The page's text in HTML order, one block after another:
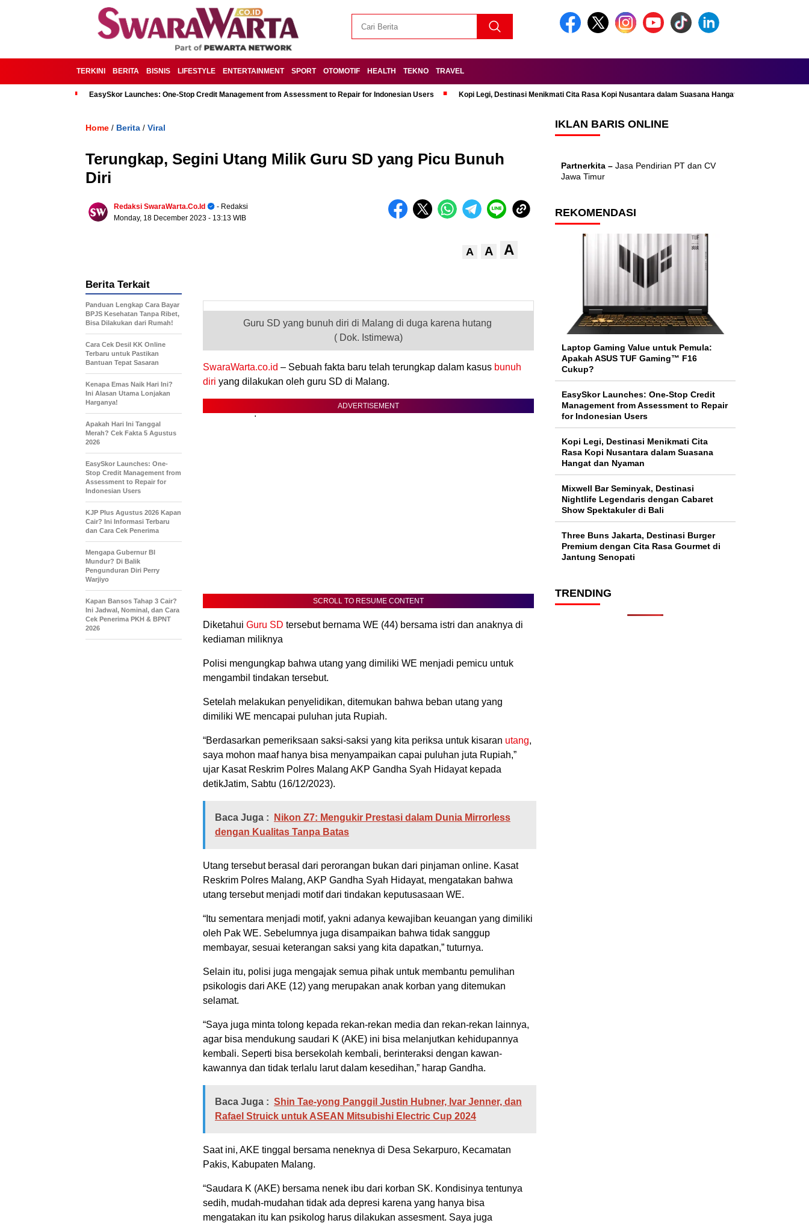
TERKINI BERITA BISNIS LIFESTYLE ENTERTAINMENT SPORT OTOMOTIF HEALTH TEKNO TRAVEL
EasySkor Launches: One-Stop Credit Management from Assessment to Repair for Indonesian Users Kopi Legi, Destinasi Menikmati Cita Rasa Kopi Nusantara dalam Suasana Hangat dan Nyaman
Home / Berita / Viral
Terungkap, Segini Utang Milik Guru SD yang Picu Bunuh
Diri
Redaksi SwaraWarta.co.id
- Redaksi
Monday, 18 December 2023 - 13:13 WIB
A A A
Guru SD yang bunuh diri di Malang di duga karena hutang
( Dok. Istimewa)
SwaraWarta.co.id – Sebuah fakta baru telah terungkap dalam kasus bunuh
diri yang dilakukan oleh guru SD di Malang.
ADVERTISEMENT
.
SCROLL TO RESUME CONTENT
Diketahui Guru SD tersebut bernama WE (44) bersama istri dan anaknya di
kediaman miliknya
Polisi mengungkap bahwa utang yang dimiliki WE menjadi pemicu untuk
mengambil tindakan tersebut.
Setelah melakukan penyelidikan, ditemukan bahwa beban utang yang
dimiliki WE mencapai puluhan juta Rupiah.
“Berdasarkan pemeriksaan saksi-saksi yang kita periksa untuk kisaran utang,
saya mohon maaf hanya bisa menyampaikan capai puluhan juta Rupiah,”
ujar Kasat Reskrim Polres Malang AKP Gandha Syah Hidayat kepada
detikJatim, Sabtu (16/12/2023).
Baca Juga :
Nikon Z7: Mengukir Prestasi dalam Dunia Mirrorless
dengan Kualitas Tanpa Batas
Utang tersebut berasal dari perorangan bukan dari pinjaman online. Kasat
Reskrim Polres Malang, AKP Gandha Syah Hidayat, mengatakan bahwa
utang tersebut menjadi motif dari tindakan keputusasaan WE.
“Itu sementara menjadi motif, yakni adanya kewajiban keuangan yang dimiliki
oleh Pak WE. Sebelumnya juga disampaikan bahwa tidak sanggup
membayar, sesuai keterangan saksi yang kita dapatkan,” tuturnya.
Selain itu, polisi juga mengajak semua pihak untuk membantu pemulihan
psikologis dari AKE (12) yang merupakan anak korban yang ditemukan
selamat.
“Saya juga minta tolong kepada rekan-rekan media dan rekan-rekan lainnya,
agar bisa mendukung saudari K (AKE) ini bisa melanjutkan kehidupannya
kembali. Seperti bisa bersekolah kembali, berinteraksi dengan kawan-
kawannya dan tidak terlalu larut dalam kesedihan,” harap Gandha.
Baca Juga : Shin Tae-yong Panggil Justin Hubner, Ivar Jenner, dan
Rafael Struick untuk ASEAN Mitsubishi Electric Cup 2024
Saat ini, AKE tinggal bersama neneknya di Desa Sekarpuro, Kecamatan
Pakis, Kabupaten Malang.
“Saudara K (AKE) bersama nenek ibu dari korban SK. Kondisinya tentunya
sedih, mudah-mudahan tidak ada depresi karena yang hanya bisa
mengatakan itu kan psikolog harus dilakukan assesment. Saya juga
Berita Terkait
Panduan Lengkap Cara Bayar
BPJS Kesehatan Tanpa Ribet,
Bisa Dilakukan dari Rumah!
Cara Cek Desil KK Online
Terbaru untuk Pastikan
Bantuan Tepat Sasaran
Kenapa Emas Naik Hari Ini?
Ini Alasan Utama Lonjakan
Harganya!
Apakah Hari Ini Tanggal
Merah? Cek Fakta 5 Agustus
2026
EasySkor Launches: One-
Stop Credit Management from
Assessment to Repair for
Indonesian Users
KJP Plus Agustus 2026 Kapan
Cair? Ini Informasi Terbaru
dan Cara Cek Penerima
Mengapa Gubernur BI
Mundur? Di Balik
Pengunduran Diri Perry
Warjiyo
Kapan Bansos Tahap 3 Cair?
Ini Jadwal, Nominal, dan Cara
Cek Penerima PKH & BPNT
2026
IKLAN BARIS ONLINE
Partnerkita – Jasa Pendirian PT dan CV
Jawa Timur
REKOMENDASI
Laptop Gaming Value untuk Pemula:
Apakah ASUS TUF Gaming™ F16
Cukup?
EasySkor Launches: One-Stop Credit
Management from Assessment to Repair
for Indonesian Users
Kopi Legi, Destinasi Menikmati Cita
Rasa Kopi Nusantara dalam Suasana
Hangat dan Nyaman
Mixwell Bar Seminyak, Destinasi
Nightlife Legendaris dengan Cabaret
Show Spektakuler di Bali
Three Buns Jakarta, Destinasi Burger
Premium dengan Cita Rasa Gourmet di
Jantung Senopati
TRENDING